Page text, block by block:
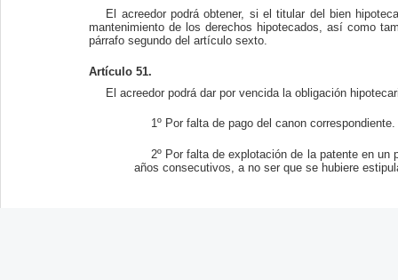
El acreedor podrá obtener, si el titular del bien
mantenimiento de los derechos hipotecados, así como
párrafo segundo del artículo sexto.
Artículo 51.
El acreedor podrá dar por vencida la obligación
1º Por falta de pago del canon correspondiente.
2º Por falta de explotación de la patente en
años consecutivos, a no ser que se hubiere